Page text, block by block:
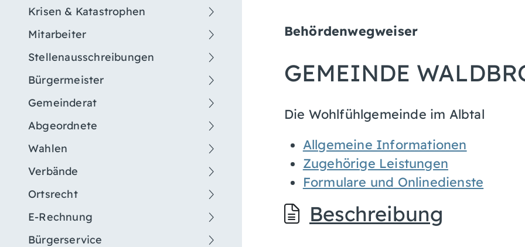
Krisen & Katastrophen
Mitarbeiter
Stellenausschreibungen
Bürgermeister
Gemeinderat
Abgeordnete
Wahlen
Verbände
Ortsrecht
E-Rechnung
Bürgerservice
Behördenwegweiser
GEMEINDE
Die Wohlfühlgemeinde im Albtal
Allgemeine Informationen
Zugehörige Leistungen
Formulare und Onlinedienste
Beschreibung